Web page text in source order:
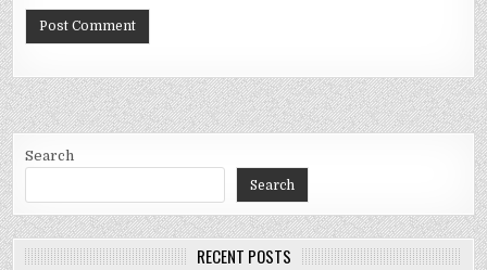
Search
Search
RECENT POSTS